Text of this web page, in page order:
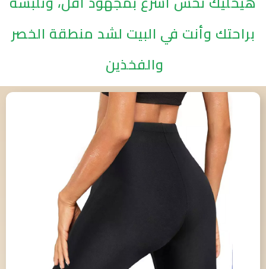
براحتك وأنت في البيت لشد منطقة الخصر
والفخذين